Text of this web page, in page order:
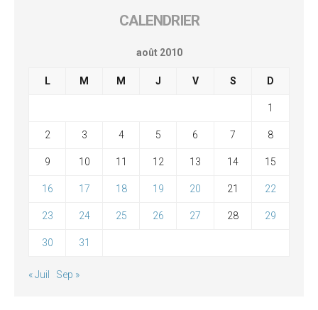
CALENDRIER
août 2010
L M M J V S D
1
2 3 4 5 6 7 8
9 10 11 12 13 14 15
16 17 18 19 20 21 22
23 24 25 26 27 28 29
30 31
« Juil Sep »